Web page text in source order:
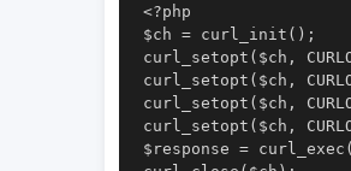
<?php
$ch = curl_init();
curl_setopt($ch,
curl_setopt($ch,
curl_setopt($ch,
curl_setopt($ch,
$response =